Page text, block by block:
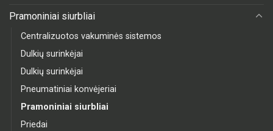
Pramoniniai siurbliai
Centralizuotos vakuminės sistemos
Dulkių surinkėjai
Dulkių surinkėjai
Pneumatiniai konvėjeriai
Pramoniniai siurbliai
Priedai